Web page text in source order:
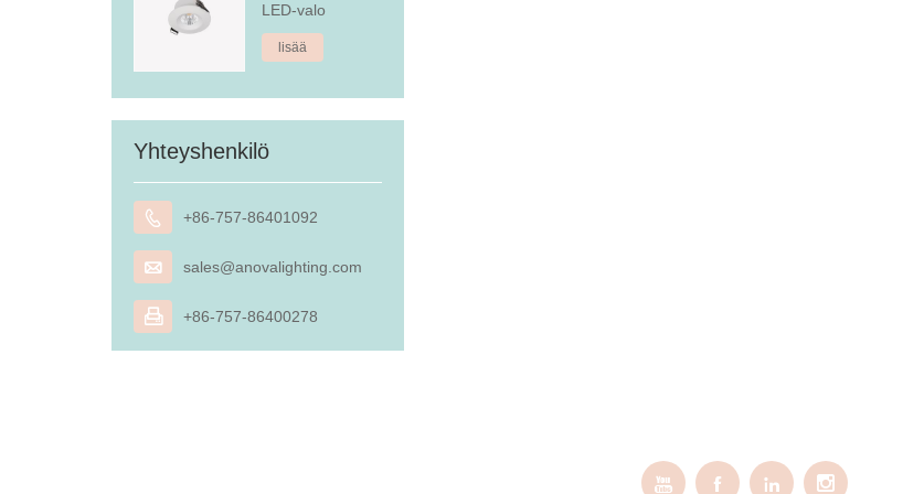
LED-valo
lisää
Yhteyshenkilö
 +86-757-86401092
 sales@anovalighting.com
 +86-757-86400278
   